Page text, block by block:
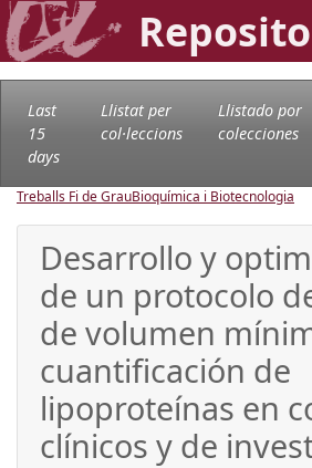
Last
15
days
Llistat per
col·leccions
Llistado por
colecciones
Treballs Fi de GrauBioquímica i Biotecnologia
Desarrollo y
de un protocolo
de volumen
cuantificación de
lipoproteínas en
clínicos y de